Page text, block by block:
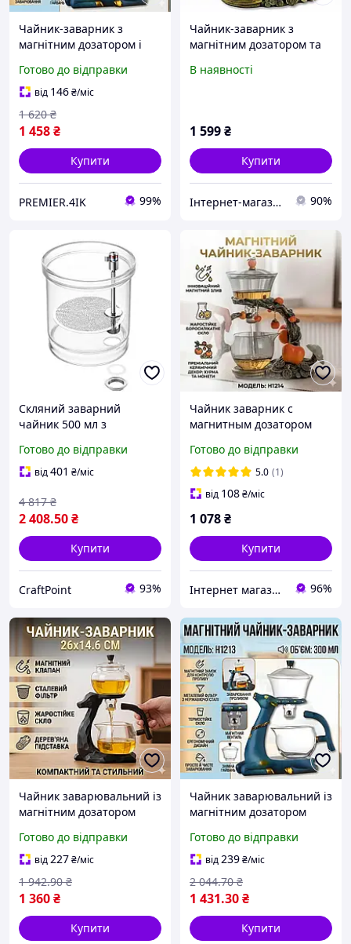
Чайник-заварник з
магнітним дозатором і
H1213
Готово до відправки
від 146₴/міс
1 458₴
1 620 ₴
Купити
PREMIER.4IK 99%
Чайник-заварник з
магнітним дозатором та
чашею 300мл H1214
В наявності
1 599₴
Купити
Інтернет-магазин інструментів "ASSUR" 90%
Скляний заварний
чайник 500 мл з
кнопкою швидкого зливу
Samadoyo P002A
Готово до відправки
від401 ₴/міс
2 408.50₴
4 817 ₴
Купити
CraftPoint 93%
Чайник заварник с
магнитным дозатором
Готово до відправки
5.0 (1)
від 108₴/міс
1 078₴
Купити
Інтернет магазин "Потрібні покупки" 96%
Чайник заварювальний із
магнітним дозатором
заварник із фільтром
проливний
Готово до відправки
від227₴/міс
1 360₴
1 942.90 ₴
Купити
Чайник заварювальний із
магнітним дозатором
чаю гунфу чайник
зливний чайник для
заварювання
Готово до відправки
від239₴/міс
1 431.30₴
2 044.70 ₴
Купити